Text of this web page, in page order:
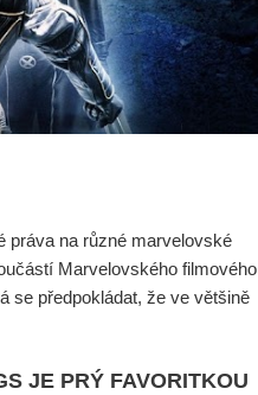
práva na různé marvelovské
Marvelovského filmového
se předpokládat, že ve většině
JE PRÝ FAVORITKOU